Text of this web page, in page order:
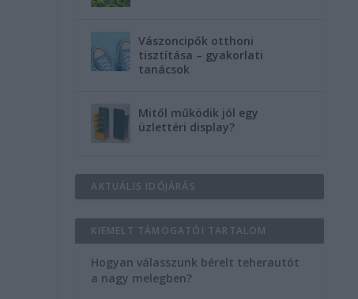
Vászoncipők otthoni
tisztítása – gyakorlati
tanácsok
Mitől működik jól egy
üzlettéri display?
AKTUÁLIS IDŐJÁRÁS
KIEMELT TÁMOGATÓI TARTALOM
Hogyan válasszunk bérelt teherautót
a nagy melegben?